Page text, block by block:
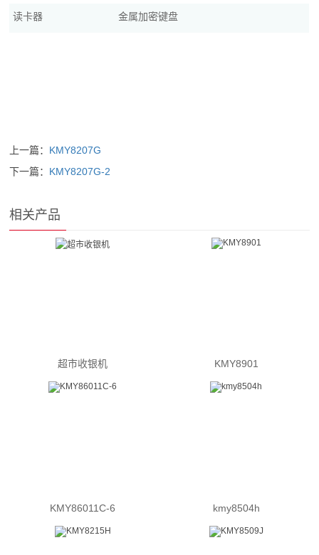
读卡器 金属加密键盘
上一篇： KMY8207G
下一篇： KMY8207G-2
相关产品
超市收银机 KMY8901
KMY86011C-6 kmy8504h